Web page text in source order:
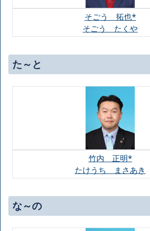
そごう 拓也*
そごう たくや
た～と
竹内 正明*
たけうち まさあき
な～の